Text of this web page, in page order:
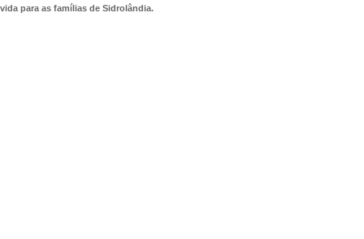
vida para as famílias de Sidrolândia.